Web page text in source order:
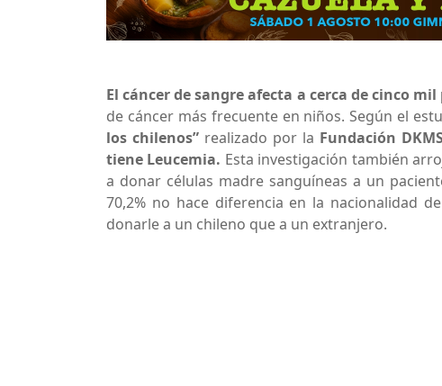
El cáncer de sangre afecta a cerca de cinco
de cáncer más frecuente en niños. Según el
los chilenos” realizado por la Fundación
tiene Leucemia. Esta investigación también
a donar células madre sanguíneas a un
70,2% no hace diferencia en la nacionalidad
donarle a un chileno que a un extranjero.